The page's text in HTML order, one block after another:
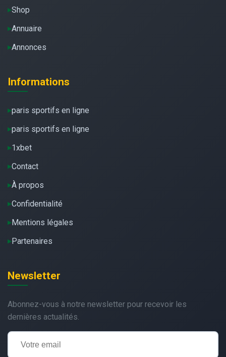
Shop
Annuaire
Annonces
Informations
paris sportifs en ligne
paris sportifs en ligne
1xbet
Contact
À propos
Confidentialité
Mentions légales
Partenaires
Newsletter
Abonnez-vous à notre newsletter pour recevoir les
dernières actualités.